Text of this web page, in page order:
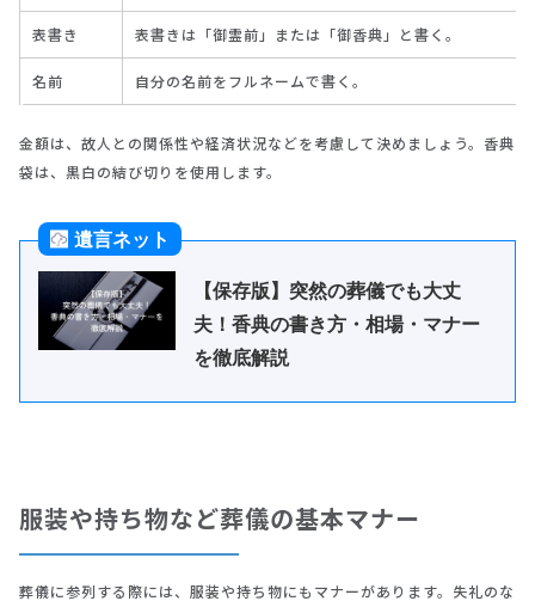
表書き 表書きは「御霊前」または「御香典」と書く。
名前 自分の名前をフルネームで書く。
金額は、故人との関係性や経済状況などを考慮して決めましょう。香典
袋は、黒白の結び切りを使用します。
服装や持ち物など葬儀の基本マナー
葬儀に参列する際には、服装や持ち物にもマナーがあります。失礼のな